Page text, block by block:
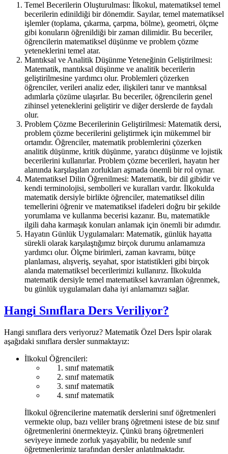
Temel Becerilerin Oluşturulması: İlkokul, matematiksel temel
becerilerin edinildiği bir dönemdir. Sayılar, temel matematiksel
işlemler (toplama, çıkarma, çarpma, bölme), geometri, ölçme
gibi konuların öğrenildiği bir zaman dilimidir. Bu beceriler,
öğrencilerin matematiksel düşünme ve problem çözme
yeteneklerini temel atar.
Mantıksal ve Analitik Düşünme Yeteneğinin Geliştirilmesi:
Matematik, mantıksal düşünme ve analitik becerilerin
geliştirilmesine yardımcı olur. Problemleri çözerken
öğrenciler, verileri analiz eder, ilişkileri tanır ve mantıksal
adımlarla çözüme ulaşırlar. Bu beceriler, öğrencilerin genel
zihinsel yeteneklerini geliştirir ve diğer derslerde de faydalı
olur.
Problem Çözme Becerilerinin Geliştirilmesi: Matematik dersi,
problem çözme becerilerini geliştirmek için mükemmel bir
ortamdır. Öğrenciler, matematik problemlerini çözerken
analitik düşünme, kritik düşünme, yaratıcı düşünme ve lojistik
becerilerini kullanırlar. Problem çözme becerileri, hayatın her
alanında karşılaşılan zorlukları aşmada önemli bir rol oynar.
Matematiksel Dilin Öğrenilmesi: Matematik, bir dil gibidir ve
kendi terminolojisi, sembolleri ve kuralları vardır. İlkokulda
matematik dersiyle birlikte öğrenciler, matematiksel dilin
temellerini öğrenir ve matematiksel ifadeleri doğru bir şekilde
yorumlama ve kullanma becerisi kazanır. Bu, matematikle
ilgili daha karmaşık konuları anlamak için önemli bir adımdır.
Hayatın Günlük Uygulamaları: Matematik, günlük hayatta
sürekli olarak karşılaştığımız birçok durumu anlamamıza
yardımcı olur. Ölçme birimleri, zaman kavramı, bütçe
planlaması, alışveriş, seyahat, spor istatistikleri gibi birçok
alanda matematiksel becerilerimizi kullanırız. İlkokulda
matematik dersiyle temel matematiksel kavramları öğrenmek,
bu günlük uygulamaları daha iyi anlamamızı sağlar.
Hangi Sınıflara Ders Veriliyor?
Hangi sınıflara ders veriyoruz? Matematik Özel Ders İspir olarak
aşağıdaki sınıflara dersler sunmaktayız:
İlkokul Öğrencileri:
sınıf matematik
sınıf matematik
sınıf matematik
sınıf matematik
İlkokul öğrencilerine matematik derslerini sınıf öğretmenleri
vermekte olup, bazı veliler branş öğretmeni istese de biz sınıf
öğretmenlerini önermekteyiz. Çünkü branş öğretmenleri
seviyeye inmede zorluk yaşayabilir, bu nedenle sınıf
öğretmenlerimiz tarafından dersler anlatılmaktadır.